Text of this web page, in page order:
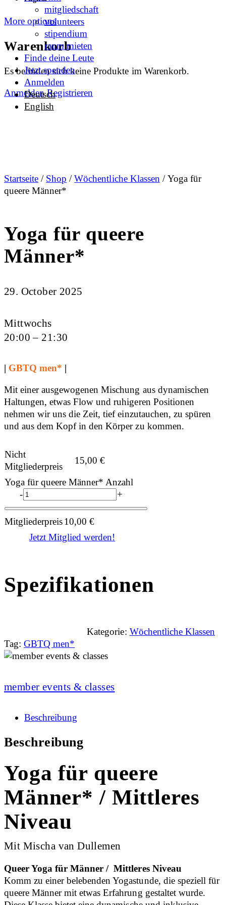
More options
Warenkorb
Es befinden sich keine Produkte im Warenkorb.
Anmelden Registrieren
mitgliedschaft
volunteers
stipendium
raum mieten
Finde deine Leute
Jetzt spenden
Anmelden
Deutsch
English
Startseite / Shop /Wöchentliche Klassen/ Yoga für
queere Männer*
Yoga für queere
Männer*
29. October 2025
Mittwochs
20:00 – 21:30
| GBTQ men* |
Mit einer ausgewogenen Mischung aus dynamischen
Haltungen, etwas Flow und ruhigeren Positionen
nehmen wir uns die Zeit, tief einzutauchen, zu spüren
und aus dem Kopf in den Körper zu kommen.
Nicht
Mitgliederpreis
15,00€
Yoga für queere Männer* Anzahl
-
+
Mitgliederpreis10,00€
Jetzt Mitglied werden!
Spezifikationen
Kategorie: Wöchentliche Klassen
Tag: GBTQ men*
member events & classes
Beschreibung
Beschreibung
Yoga für queere
Männer* / Mittleres
Niveau
Mit Mischa van Dullemen
Queer Yoga für Männer / Mittleres Niveau
Komm zu einer belebenden Yogastunde, die speziell für
queere Männer mit etwas Erfahrung gestaltet wurde.